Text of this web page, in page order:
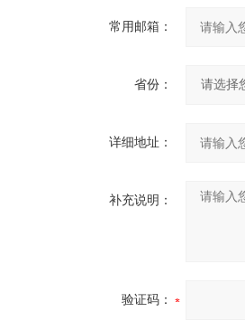
常用邮箱：
省份：
详细地址：
补充说明：
验证码：